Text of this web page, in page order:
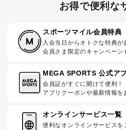
お得で便利な
スポーツマイル会員特典
入会当日からオトクな特典が
会員さま限定のキャンペーン
MEGA SPORTS 公式ア
会員証がすぐに開けて便利！
アプリクーポンや最新情報を
オンラインサービス一覧
便利なオンラインサービス